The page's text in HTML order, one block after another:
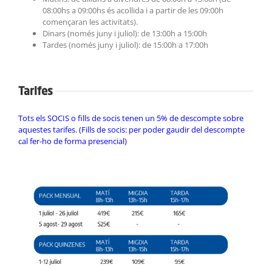
08:00hs a 09:00hs és acollida i a partir de les 09:00h
començaran les activitats).
Dinars (només juny i juliol): de 13:00h a 15:00h
Tardes (només juny i juliol): de 15:00h a 17:00h
Tarifes
Tots els SOCIS o fills de socis tenen un 5% de descompte sobre
aquestes tarifes. (Fills de socis: per poder gaudir del descompte
cal fer-ho de forma presencial)